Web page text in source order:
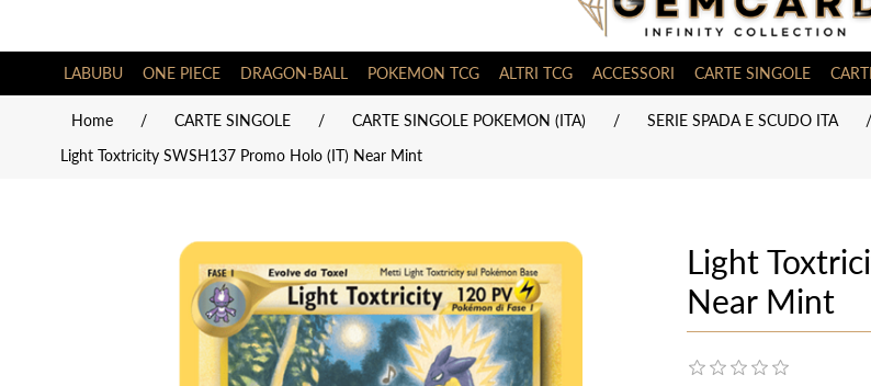
LABUBU ONE PIECE DRAGON-BALL POKEMON TCG ALTRI TCG ACCESSORI CARTE SINGOLE
Home / CARTE SINGOLE / CARTE SINGOLE POKEMON (ITA) / SERIE SPADA E SCUDO ITA /
Light Toxtricity SWSH137 Promo Holo (IT) Near Mint
Light
Near Mint